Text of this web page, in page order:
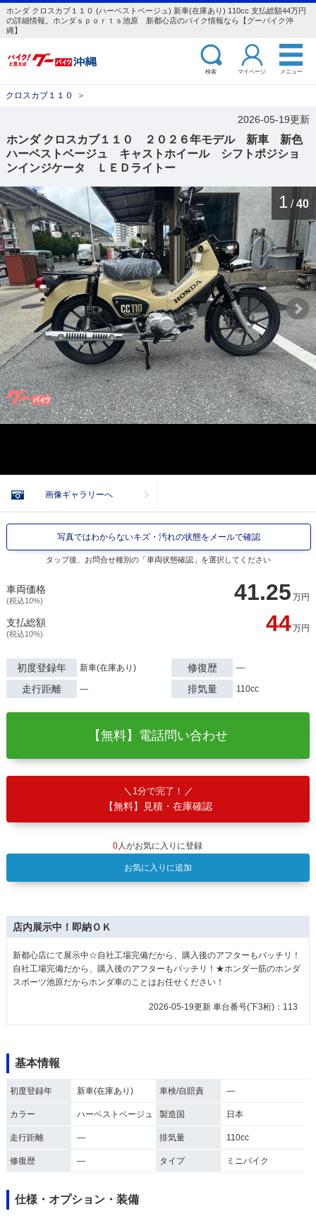
ホンダ クロスカブ１１０ (ハーベストベージュ) 新車(在庫あり) 110cc 支払総額44万円
の詳細情報。ホンダｓｐｏｒｔｓ池原 新都心店のバイク情報なら【グーバイク沖
縄】
検索 マイページ メニュー
クロスカブ１１０ ＞
2026-05-19更新
ホンダ クロスカブ１１０ ２０２６年モデル 新車 新色
ハーベストベージュ キャストホイール シフトポジショ
ンインジケータ ＬＥＤライトー
1 / 40
画像ギャラリーへ
写真ではわからないキズ・汚れの状態をメールで確認
タップ後、お問合せ種別の「車両状態確認」を選択してください
車両価格
(税込10%) 41.25 万円
支払総額
(税込10%) 44万円
初度登録年 新車(在庫あり) 修復歴 ―
走行距離 ― 排気量 110cc
【無料】電話問い合わせ
1分で完了！
【無料】見積・在庫確認
0人がお気に入りに登録
お気に入りに追加
店内展示中！即納ＯＫ
新都心店にて展示中☆自社工場完備だから、購入後のアフターもバッチリ！
自社工場完備だから、購入後のアフターもバッチリ！★ホンダ一筋のホンダ
スポーツ池原だからホンダ車のことはお任せください！
2026-05-19更新 車台番号(下3桁)：113
基本情報
初度登録年 新車(在庫あり) 車検/自賠責 ―
カラー ハーベストベージュ 製造国 日本
走行距離 ― 排気量 110cc
修復歴 ― タイプ ミニバイク
仕様・オプション・装備